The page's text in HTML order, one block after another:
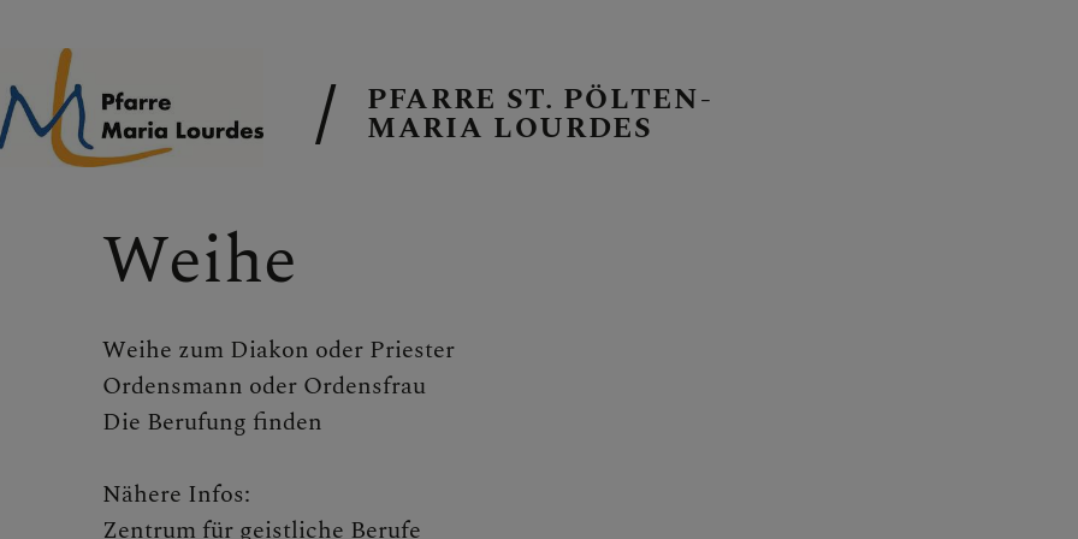
EMAIL AN DIE PFARRE
TERMINE
GALERIE
PFARRE ST. PÖLTEN-
MARIA LOURDES
Weihe
Weihe zum Diakon oder Priester
Ordensmann oder Ordensfrau
Die Berufung finden
Nähere Infos:
Zentrum für geistliche Berufe